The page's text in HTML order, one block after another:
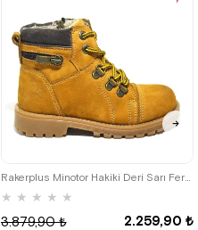
Rakerplus Minotor Hakiki Deri Sarı Fermuarlı Çocuk Bot
★ ★ ★ ★ ★
2.259,90 ₺
3.879,90 ₺
26 27 28 29 30 31
32